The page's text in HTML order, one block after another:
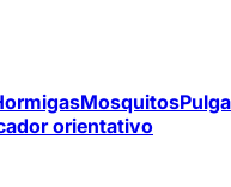
Mosquitos
orientativo